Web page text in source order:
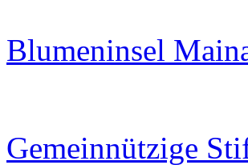
Blumeninsel
Gemeinnützige